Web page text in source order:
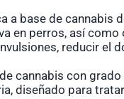
a base de cannabis
en perros, así
reducir el
cannabis con
diseñado para